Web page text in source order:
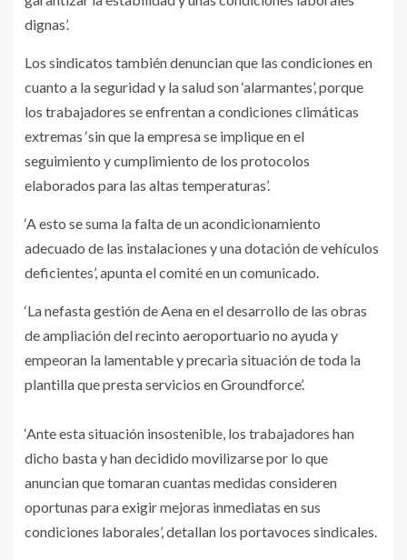
dignas’.
Los sindicatos también denuncian que las condiciones en
cuanto a la seguridad y la salud son ‘alarmantes’, porque
los trabajadores se enfrentan a condiciones climáticas
extremas ‘sin que la empresa se implique en el
seguimiento y cumplimiento de los protocolos
elaborados para las altas temperaturas’.
‘A esto se suma la falta de un acondicionamiento
adecuado de las instalaciones y una dotación de vehículos
deficientes’, apunta el comité en un comunicado.
‘La nefasta gestión de Aena en el desarrollo de las obras
de ampliación del recinto aeroportuario no ayuda y
empeoran la lamentable y precaria situación de toda la
plantilla que presta servicios en Groundforce’.
‘Ante esta situación insostenible, los trabajadores han
dicho basta y han decidido movilizarse por lo que
anuncian que tomaran cuantas medidas consideren
oportunas para exigir mejoras inmediatas en sus
condiciones laborales’, detallan los portavoces sindicales.